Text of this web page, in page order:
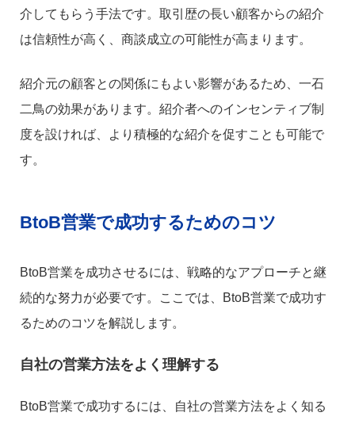
介してもらう手法です。取引歴の長い顧客からの紹介
は信頼性が高く、商談成立の可能性が高まります。
紹介元の顧客との関係にもよい影響があるため、一石
二鳥の効果があります。紹介者へのインセンティブ制
度を設ければ、より積極的な紹介を促すことも可能で
す。
BtoB営業で成功するためのコツ
BtoB営業を成功させるには、戦略的なアプローチと継
続的な努力が必要です。ここでは、BtoB営業で成功す
るためのコツを解説します。
自社の営業方法をよく理解する
BtoB営業で成功するには、自社の営業方法をよく知る